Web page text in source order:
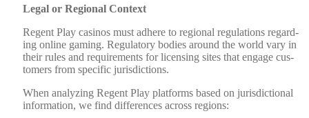
Legal or Region­al Con­text
Regent Play casi­nos must adhere to region­al reg­u­la­tions regard­
ing online gam­ing. Reg­u­la­to­ry bod­ies around the world vary in
their rules and require­ments for licens­ing sites that engage cus­
tomers from spe­cif­ic juris­dic­tions.
When ana­lyz­ing Regent Play plat­forms based on juris­dic­tion­al
infor­ma­tion, we find dif­fer­ences across regions: